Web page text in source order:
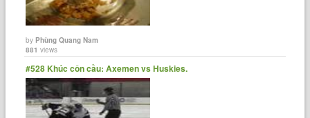
byPhùng Quang Nam
881 views
#528 Khúc côn cầu: Axemen vs Huskies.